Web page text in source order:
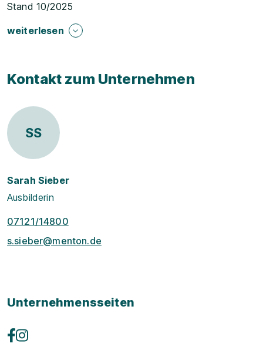
Stand 10/2025
weiterlesen
Kontakt zum Unternehmen
SS
Sarah Sieber
Ausbilderin
07121/14800
s.sieber@menton.de
Unternehmensseiten